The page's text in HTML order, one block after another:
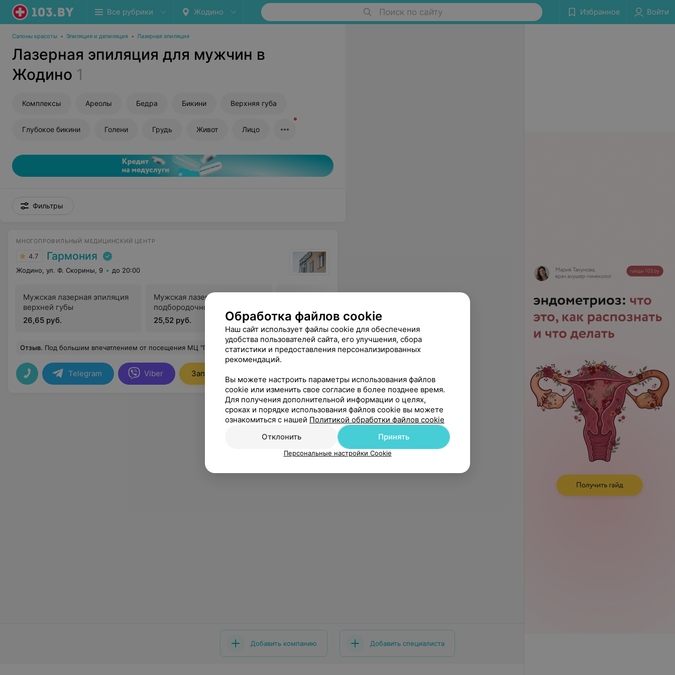
Все рубрики Жодино Поиск по сайту Избранное Войти
Салоны красоты • Эпиляция и депиляция • Лазерная эпиляция
Лазерная эпиляция для мужчин в
Жодино 1
Комплексы Ареолы Бедра Бикини Верхняя губа
Глубокое бикини Голени Грудь Живот Лицо
Фильтры
МНОГОПРОФИЛЬНЫЙ МЕДИЦИНСКИЙ ЦЕНТР
4.7 Гармония
Жодино, ул. Ф. Скорины, 9 до 20:00
Мужская лазерная эпиляция
верхней губы
26,65 руб.
Мужская лазерная эпиляция
подбородочной зоны
25,52 руб.
26,19 руб.
Мужская лазерная эпиляция
Мужская лазерная эпиляция
передней части шеи
25,95 руб.
Отзыв. Под большим впечатлением от посещения МЦ "Гармония"!!! Даже и не думала, что такое направление как "эстетическая гинекология" есть в Жодино!!! По совету подруги обратилась в данный медцентр. Все прошло комфортно,в уютной обстановке, а самое главное какой результат!! Спасибо Вам большое!! Еще
Telegram Viber Записаться
Добавить компанию Добавить специалиста
Обработка файлов cookie
Наш сайт использует файлы cookie для обеспечения
удобства пользователей сайта, его улучшения, сбора
статистики и предоставления персонализированных
рекомендаций.
Вы можете настроить параметры использования файлов
cookie или изменить свое согласие в более позднее время.
Для получения дополнительной информации о целях,
сроках и порядке использования файлов cookie вы можете
ознакомиться с нашей Политикой обработки файлов cookie
Отклонить
Принять
Персональные настройки Cookie